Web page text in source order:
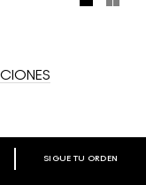
SIGUE TU ORDEN